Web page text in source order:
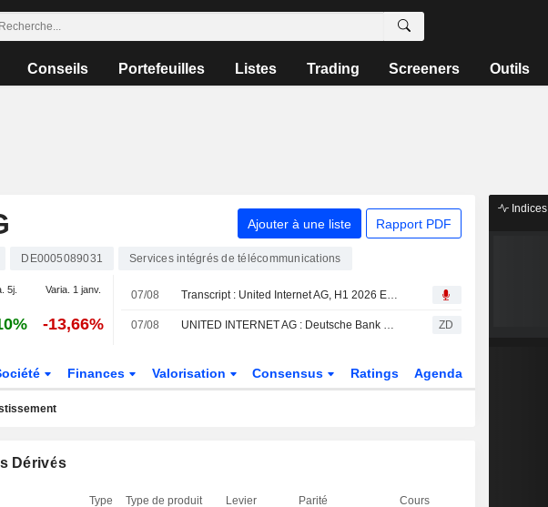
Conseils Portefeuilles Listes Trading Screeners Outils
Ajouter à une liste Rapport PDF
DE0005089031 Services intégrés de télécommunications
5j. Varia. 1 janv.
-13,66%
07/08 Transcript : United Internet AG, H1 2026 Earnings Call, Aug 06, 2026
07/08 UNITED INTERNET AG : Deutsche Bank maintient sa recommandation à l'achat ZD
Finances Valorisation Consensus Ratings Agenda
Dérivés
Type Type de produit Levier Parité Cours
Indices